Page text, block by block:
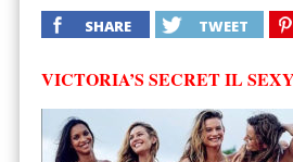
SHARE TWEET
VICTORIA’S SECRET IL